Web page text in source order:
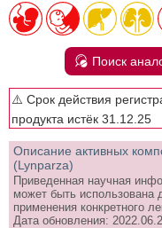
Поиск
⚠️ Срок действия
продукта истёк 31.12.25
Описание активных
(Lynparza)
Приведенная научная
может быть использована
применения конкретного
Дата обновления: